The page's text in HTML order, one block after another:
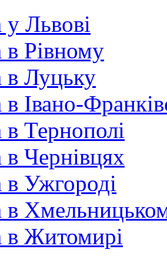
Львові
в Рівному
в Луцьку
Івано-
Тернополі
Чернівцях
в Ужгороді
в
в Житомирі